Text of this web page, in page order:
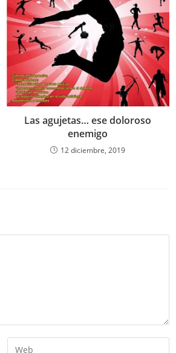
Las agujetas… ese doloroso
enemigo
12 diciembre, 2019